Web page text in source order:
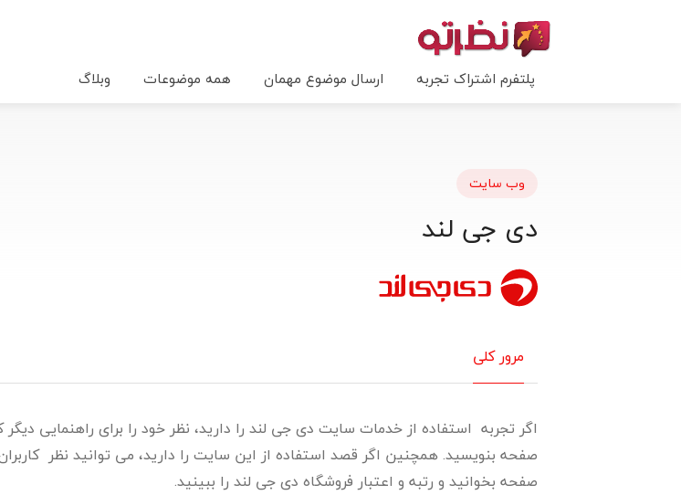
پلتفرم اشتراک تجربه ارسال موضوع مهمان همه موضوعات وبلاگ
وب سایت
دی جی لند
مرور کلی
اگر تجربه استفاده از خدمات سایت دی جی لند را دارید، نظر خود را برای راهنمایی دیگر
صفحه بنویسید. همچنین اگر قصد استفاده از این سایت را دارید، می توانید نظر
صفحه بخوانید و رتبه و اعتبار فروشگاه دی جی لند را ببینید.